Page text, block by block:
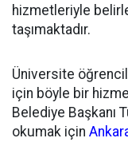
hizmetleriyle
taşımaktadır.
Üniversite
için böyle bir
Belediye Başkanı
okumak için